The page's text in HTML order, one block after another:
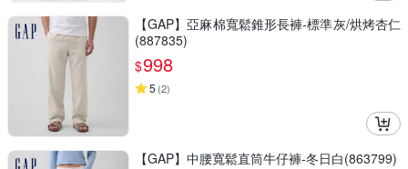
【GAP】亞麻棉寬鬆錐形長褲-標準灰/烘烤杏仁
(887835)
$998
5 (2)
【GAP】中腰寬鬆直筒牛仔褲-冬日白(863799)